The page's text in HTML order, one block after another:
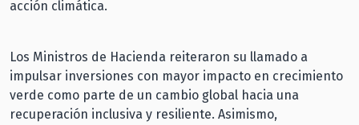
acción climática.
Los Ministros de Hacienda reiteraron su llamado a
impulsar inversiones con mayor impacto en crecimiento
verde como parte de un cambio global hacia una
recuperación inclusiva y resiliente. Asimismo,